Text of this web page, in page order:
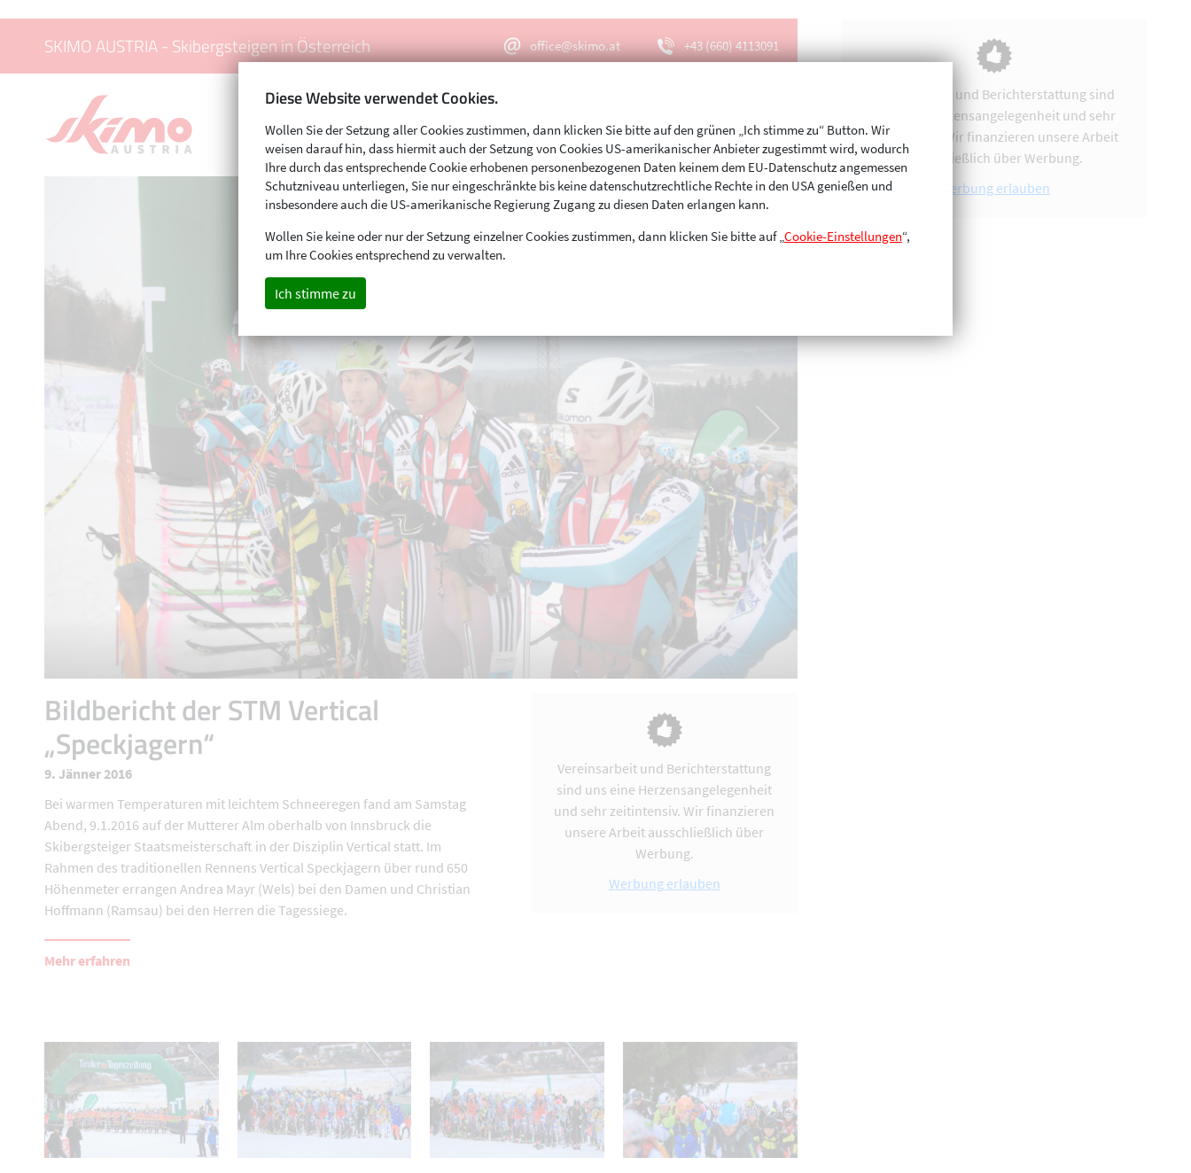
SKIMO AUSTRIA - Skibergsteigen in Österreich office@skimo.at +43 (660) 4113091
Menu
Bildbericht der STM Vertical
„Speckjagern“
9. Jänner 2016
Bei warmen Temperaturen mit leichtem Schneeregen fand am Samstag
Abend, 9.1.2016 auf der Mutterer Alm oberhalb von Innsbruck die
Skibergsteiger Staatsmeisterschaft in der Disziplin Vertical statt. Im
Rahmen des traditionellen Rennens Vertical Speckjagern über rund 650
Höhenmeter errangen Andrea Mayr (Wels) bei den Damen und Christian
Hoffmann (Ramsau) bei den Herren die Tagessiege.
Mehr erfahren
Vereinsarbeit und Berichterstattung
sind uns eine Herzensangelegenheit
und sehr zeitintensiv. Wir finanzieren
unsere Arbeit ausschließlich über
Werbung.
Werbung erlauben
Vereinsarbeit und Berichterstattung sind
uns eine Herzensangelegenheit und sehr
zeitintensiv. Wir finanzieren unsere Arbeit
ausschließlich über Werbung.
Werbung erlauben
Diese Website verwendet Cookies.
Wollen Sie der Setzung aller Cookies zustimmen, dann klicken Sie bitte auf den grünen „Ich stimme zu“ Button. Wir
weisen darauf hin, dass hiermit auch der Setzung von Cookies US-amerikanischer Anbieter zugestimmt wird, wodurch
Ihre durch das entsprechende Cookie erhobenen personenbezogenen Daten keinem dem EU-Datenschutz angemessen
Schutzniveau unterliegen, Sie nur eingeschränkte bis keine datenschutzrechtliche Rechte in den USA genießen und
insbesondere auch die US-amerikanische Regierung Zugang zu diesen Daten erlangen kann.
Wollen Sie keine oder nur der Setzung einzelner Cookies zustimmen, dann klicken Sie bitte auf „Cookie-Einstellungen“,
um Ihre Cookies entsprechend zu verwalten.
Ich stimme zu